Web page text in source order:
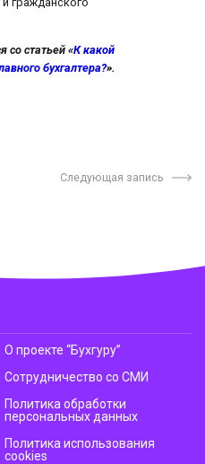
со статьей «К какой
бухгалтера?».
Следующая запись
О проекте “Бухгуру”
Сотрудничество со СМИ
Политика обработки
персональных данных
Политика использования
cookies